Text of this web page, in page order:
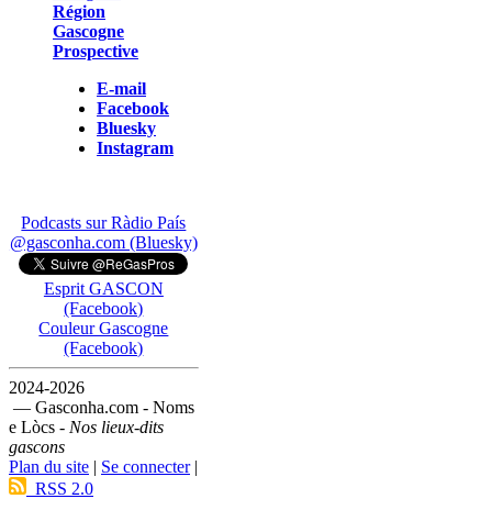
Région
Gascogne
Prospective
E-mail
Facebook
Bluesky
Instagram
Podcasts sur Ràdio País
@gasconha.com (Bluesky)
Esprit GASCON
(Facebook)
Couleur Gascogne
(Facebook)
2024-2026
— Gasconha.com - Noms
e Lòcs - Nos lieux-dits
gascons
Plan du site | Se connecter|
RSS 2.0